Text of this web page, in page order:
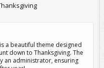
a beautiful theme designed
down to Thanksgiving. The
an administrator, ensuring